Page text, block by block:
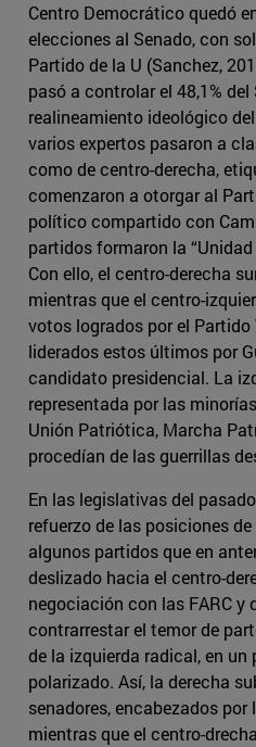
Centro Democrático quedó
elecciones al Senado, con
Partido de la U (Sanchez,
pasó a controlar el 48,1%
realineamiento ideológico
varios expertos pasaron a
como de centro-derecha,
comenzaron a otorgar al
político compartido con
partidos formaron la
Con ello, el centro-derecha
mientras que el centro-
votos logrados por el Partido
liderados estos últimos por
candidato presidencial. La
representada por las
Unión Patriótica, Marcha
procedían de las guerrillas
En las legislativas del
refuerzo de las posiciones
algunos partidos que en
deslizado hacia el centro-
negociación con las FARC y
contrarrestar el temor de
de la izquierda radical, en
polarizado. Así, la derecha
senadores, encabezados
mientras que el centro-